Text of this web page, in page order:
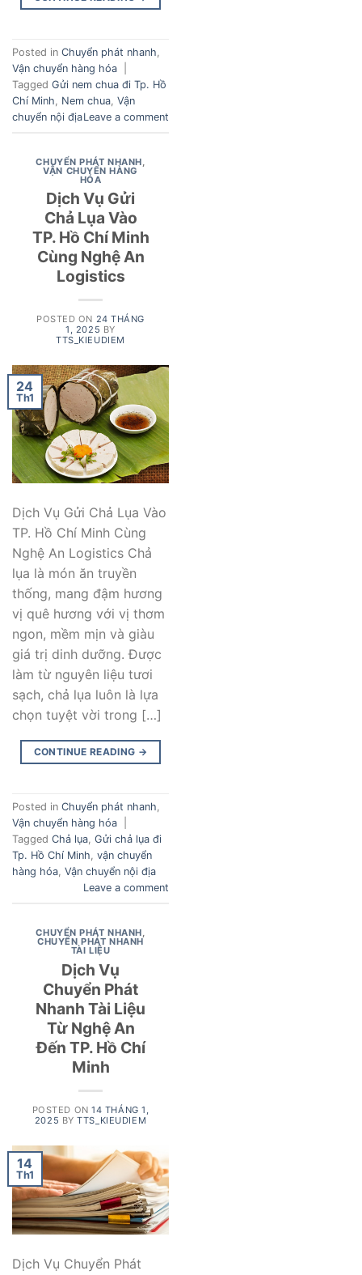
Posted in Chuyển phát nhanh,
Vận chuyển hàng hóa
Tagged Gửi nem chua đi Tp. Hồ
Chí Minh, Nem chua, Vận
chuyển nội địaLeave a comment
CHUYỂN PHÁT NHANH,
VẬN CHUYỂN HÀNG
HÓA
Dịch Vụ Gửi
Chả Lụa Vào
TP. Hồ Chí Minh
Cùng Nghệ An
Logistics
POSTED ON 24 THÁNG
1, 2025 BY
TTS_KIEUDIEM
24
Th1
Dịch Vụ Gửi Chả Lụa Vào
TP. Hồ Chí Minh Cùng
Nghệ An Logistics Chả
lụa là món ăn truyền
thống, mang đậm hương
vị quê hương với vị thơm
ngon, mềm mịn và giàu
giá trị dinh dưỡng. Được
làm từ nguyên liệu tươi
sạch, chả lụa luôn là lựa
chọn tuyệt vời trong […]
CONTINUE READING →
Posted in Chuyển phát nhanh,
Vận chuyển hàng hóa
Tagged Chả lụa, Gửi chả lụa đi
Tp. Hồ Chí Minh, vận chuyển
hàng hóa, Vận chuyển nội địa
Leave a comment
CHUYỂN PHÁT NHANH,
CHUYỂN PHÁT NHANH
TÀI LIỆU
Dịch Vụ
Chuyển Phát
Nhanh Tài Liệu
Từ Nghệ An
Đến TP. Hồ Chí
Minh
POSTED ON14 THÁNG 1,
2025 BYTTS_KIEUDIEM
14
Th1
Dịch Vụ Chuyển Phát